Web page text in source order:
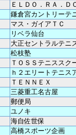
ＥＬＤＯ．ＲＡ．Ｄ
鎌倉宮カントリーテ
マス・ガイアＴＣ
リベラ仙台
大正セントラルテニ
松枝塾
ＴＯＳＳテニススク
ｈ２エリートテニス
ＴＥＮＮＥＸ
三菱重工名古屋
郵便局
ユノキ
海自佐世保
高橋スポーツ企画